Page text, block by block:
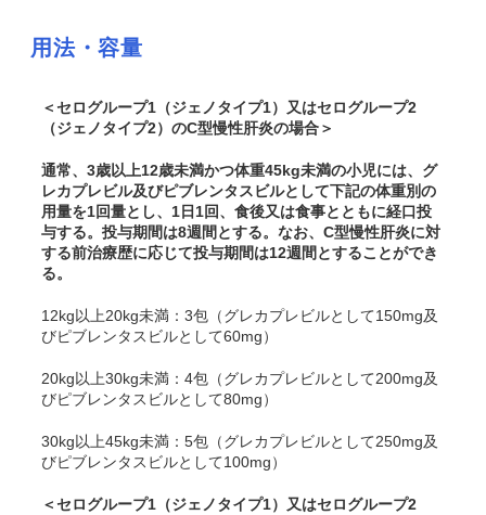
用法・容量
＜セログループ1（ジェノタイプ1）又はセログループ2
（ジェノタイプ2）のC型慢性肝炎の場合＞
通常、3歳以上12歳未満かつ体重45kg未満の小児には、グ
レカプレビル及びピブレンタスビルとして下記の体重別の
用量を1回量とし、1日1回、食後又は食事とともに経口投
与する。投与期間は8週間とする。なお、C型慢性肝炎に対
する前治療歴に応じて投与期間は12週間とすることができ
る。
12kg以上20kg未満：3包（グレカプレビルとして150mg及
びピブレンタスビルとして60mg）
20kg以上30kg未満：4包（グレカプレビルとして200mg及
びピブレンタスビルとして80mg）
30kg以上45kg未満：5包（グレカプレビルとして250mg及
びピブレンタスビルとして100mg）
＜セログループ1（ジェノタイプ1）又はセログループ2